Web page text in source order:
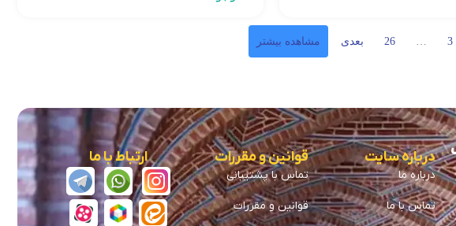
3
…
26 بعدی مشاهده بیشتر
درباره سایت
درباره ما
تماس با ما
قوانین و مقررات
تماس با پشتیبانی
قوانین و مقررات
ارتباط با ما